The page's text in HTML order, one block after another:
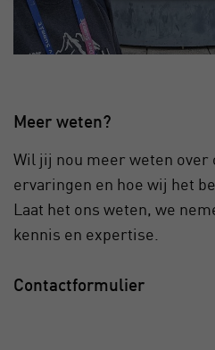
Meer weten?
Wil jij nou meer weten over
ervaringen en hoe wij het
Laat het ons weten, we
kennis en expertise.
Contactformulier